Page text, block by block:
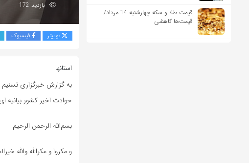
قیمت طلا و سکه چهارشنبه 14 مرداد/
قیمت‌ها کاهشی
بازدید 172
توییتر فیسبوک
استانها
به گزارش خبرگزاری تسنیم
حوادث اخیر کشور بیانیه
بسم‌الله الرحمن الرحیم
و مکروا و مکرالله والله